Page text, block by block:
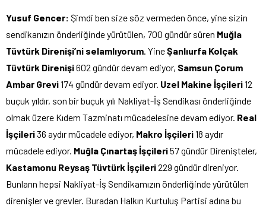
Yusuf Gencer: Şimdi ben size söz vermeden önce, yine sizin
sendikanızın önderliğinde yürütülen, 700 gündür süren Muğla
Tüvtürk Direnişi’ni selamlıyorum. YineŞanlıurfa Kolçak
Tüvtürk Direnişi602 gündür devam ediyor, Samsun Çorum
Ambar Grevi174 gündür devam ediyor. Uzel Makine İşçileri12
buçuk yıldır, son bir buçuk yılı Nakliyat-İş Sendikası önderliğinde
olmak üzere Kıdem Tazminatı mücadelesine devam ediyor. Real
İşçileri36 aydır mücadele ediyor, Makro İşçileri18 aydır
mücadele ediyor. Muğla Çınartaş İşçileri57 gündür Direnişteler,
Kastamonu Reysaş Tüvtürk İşçileri229 gündür direniyor.
Bunların hepsi Nakliyat-İş Sendikamızın önderliğinde yürütülen
direnişler ve grevler. Buradan Halkın Kurtuluş Partisi adına bu